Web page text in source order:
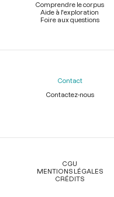
Comprendre le corpus
Aide à l'exploration
Foire aux questions
Contact
Contactez-nous
CGU
MENTIONS LÉGALES
CRÉDITS